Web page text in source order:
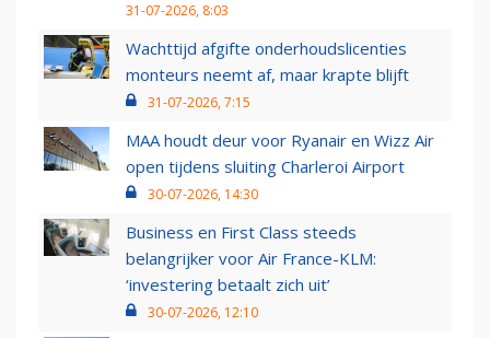
31-07-2026, 8:03
Wachttijd afgifte onderhoudslicenties
monteurs neemt af, maar krapte blijft
31-07-2026, 7:15
MAA houdt deur voor Ryanair en Wizz Air
open tijdens sluiting Charleroi Airport
30-07-2026, 14:30
Business en First Class steeds
belangrijker voor Air France-KLM:
‘investering betaalt zich uit’
30-07-2026, 12:10